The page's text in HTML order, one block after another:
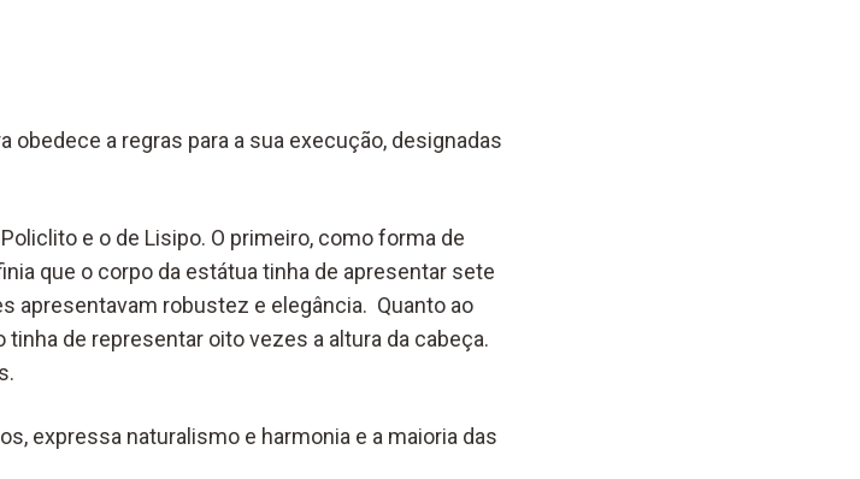
obedece a regras para a sua execução, designadas
e o de Lisipo. O primeiro, como forma de
que o corpo da estátua tinha de apresentar sete
apresentavam robustez e elegância. Quanto ao
de representar oito vezes a altura da cabeça.
expressa naturalismo e harmonia e a maioria das